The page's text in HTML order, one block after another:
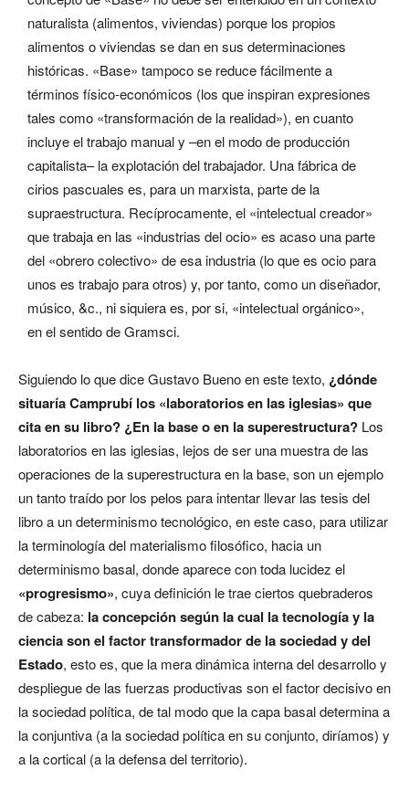
naturalista (alimentos, viviendas) porque los propios
alimentos o viviendas se dan en sus determinaciones
históricas. «Base» tampoco se reduce fácilmente a
términos físico-económicos (los que inspiran expresiones
tales como «transformación de la realidad»), en cuanto
incluye el trabajo manual y –en el modo de producción
capitalista– la explotación del trabajador. Una fábrica de
cirios pascuales es, para un marxista, parte de la
supraestructura. Recíprocamente, el «intelectual creador»
que trabaja en las «industrias del ocio» es acaso una parte
del «obrero colectivo» de esa industria (lo que es ocio para
unos es trabajo para otros) y, por tanto, como un diseñador,
músico, &c., ni siquiera es, por si, «intelectual orgánico»,
en el sentido de Gramsci.
Siguiendo lo que dice Gustavo Bueno en este texto, ¿dónde
situaría Camprubí los «laboratorios en las iglesias» que
cita en su libro? ¿En la base o en la superestructura? Los
laboratorios en las iglesias, lejos de ser una muestra de las
operaciones de la superestructura en la base, son un ejemplo
un tanto traído por los pelos para intentar llevar las tesis del
libro a un determinismo tecnológico, en este caso, para utilizar
la terminología del materialismo filosófico, hacia un
determinismo basal, donde aparece con toda lucidez el
«progresismo», cuya definición le trae ciertos quebraderos
de cabeza: la concepción según la cual la tecnología y la
ciencia son el factor transformador de la sociedad y del
Estado, esto es, que la mera dinámica interna del desarrollo y
despliegue de las fuerzas productivas son el factor decisivo en
la sociedad política, de tal modo que la capa basal determina a
la conjuntiva (a la sociedad política en su conjunto, diríamos) y
a la cortical (a la defensa del territorio).